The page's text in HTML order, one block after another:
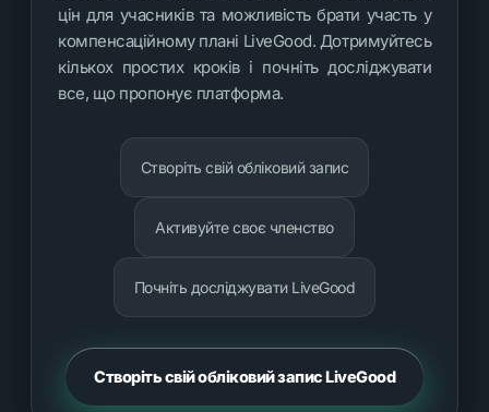
цін для учасників та можливість брати участь у
компенсаційному плані LiveGood. Дотримуйтесь
кількох простих кроків і почніть досліджувати
все, що пропонує платформа.
Створіть свій обліковий запис
Активуйте своє членство
Почніть досліджувати LiveGood
Створіть свій обліковий запис LiveGood